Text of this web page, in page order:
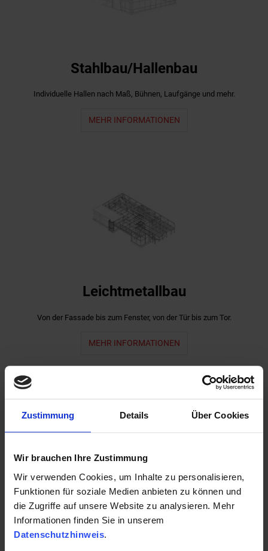
Zustimmung Details Über Cookies
Wir brauchen Ihre Zustimmung
Wir verwenden Cookies, um Inhalte zu personalisieren,
Funktionen für soziale Medien anbieten zu können und
die Zugriffe auf unsere Website zu analysieren. Mehr
Informationen finden Sie in unserem
Datenschutzhinweis.
Stahlbau/Hallenbau
Individuelle Hallen nach Maß, Bühnen, Laufgänge und mehr.
MEHR INFORMATIONEN
Leichtmetallbau
Von der Fassade bis zum Fenster, von der Tür bis zum Tor.
MEHR INFORMATIONEN
Schlosserei
Treppenanlagen, automatische Toranlagen, Balkonanlagen.